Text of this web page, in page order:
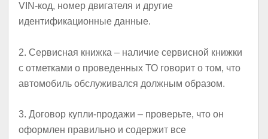
VIN-код, номер двигателя и другие
идентификационные данные.
2.Сервисная книжка – наличие сервисной книжки
с отметками о проведенных ТО говорит о том, что
автомобиль обслуживался должным образом.
3.Договор купли-продажи – проверьте, что он
оформлен правильно и содержит все